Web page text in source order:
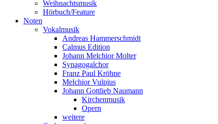
Weihnachtsmusik
Hörbuch/Feature
Noten
Vokalmusik
Andreas Hammerschmidt
Calmus Edition
Johann Melchior Molter
Synagogalchor
Franz Paul Kröhne
Melchior Vulpius
Johann Gottlieb Naumann
Kirchenmusik
Opern
weitere